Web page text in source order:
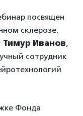
посвящен
склерозе.
Тимур Иванов,
сотрудник
Фонда